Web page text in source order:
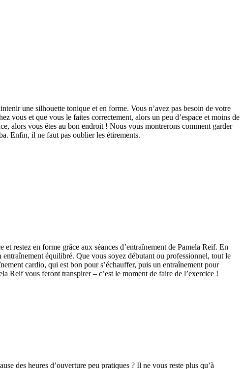
une silhouette tonique et en forme. Vous n’avez pas besoin de votre
vous et que vous le faites correctement, alors un peu d’espace et moins de
alors vous êtes au bon endroit ! Nous vous montrerons comment garder
Enfin, il ne faut pas oublier les étirements.
restez en forme grâce aux séances d’entraînement de Pamela Reif. En
entraînement équilibré. Que vous soyez débutant ou professionnel, tout le
cardio, qui est bon pour s’échauffer, puis un entraînement pour
Reif vous feront transpirer – c’est le moment de faire de l’exercice !
des heures d’ouverture peu pratiques ? Il ne vous reste plus qu’à